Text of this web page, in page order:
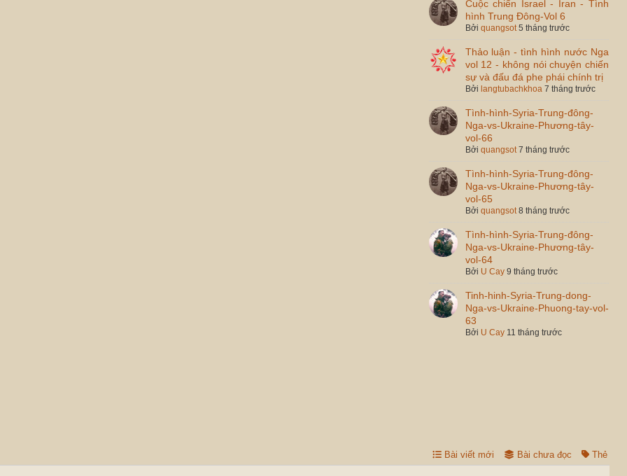
Cuộc chiến Israel - Iran - Tình
hình Trung Đông-Vol 6
Bởi quangsot 5 tháng trước
Thảo luận - tình hình nước Nga
vol 12 - không nói chuyện chiến
sự và đấu đá phe phái chính trị
Bởi langtubachkhoa 7 tháng trước
Tình-hình-Syria-Trung-đông-
Nga-vs-Ukraine-Phương-tây-
vol-66
Bởi quangsot 7 tháng trước
Tình-hình-Syria-Trung-đông-
Nga-vs-Ukraine-Phương-tây-
vol-65
Bởi quangsot 8 tháng trước
Tình-hình-Syria-Trung-đông-
Nga-vs-Ukraine-Phương-tây-
vol-64
Bởi U Cay 9 tháng trước
Tinh-hinh-Syria-Trung-dong-
Nga-vs-Ukraine-Phuong-tay-vol-
63
Bởi U Cay 11 tháng trước
Bài viết mới Bài chưa đọc Thẻ